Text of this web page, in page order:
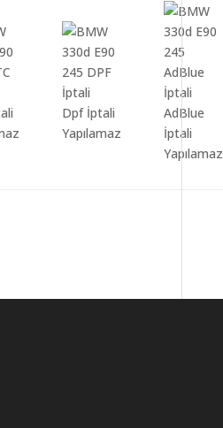
Dpf İptali
Yapılamaz
AdBlue
İptali
Yapılamaz